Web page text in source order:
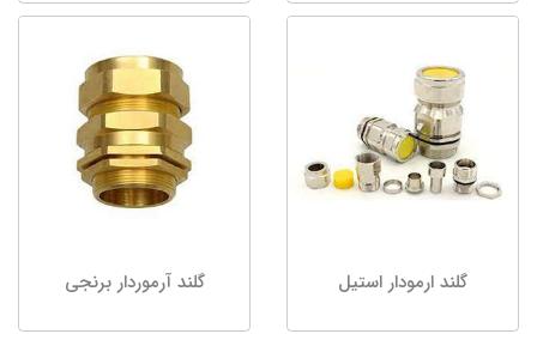
گلند ارمودار استیل گلند آرموردار برنجی